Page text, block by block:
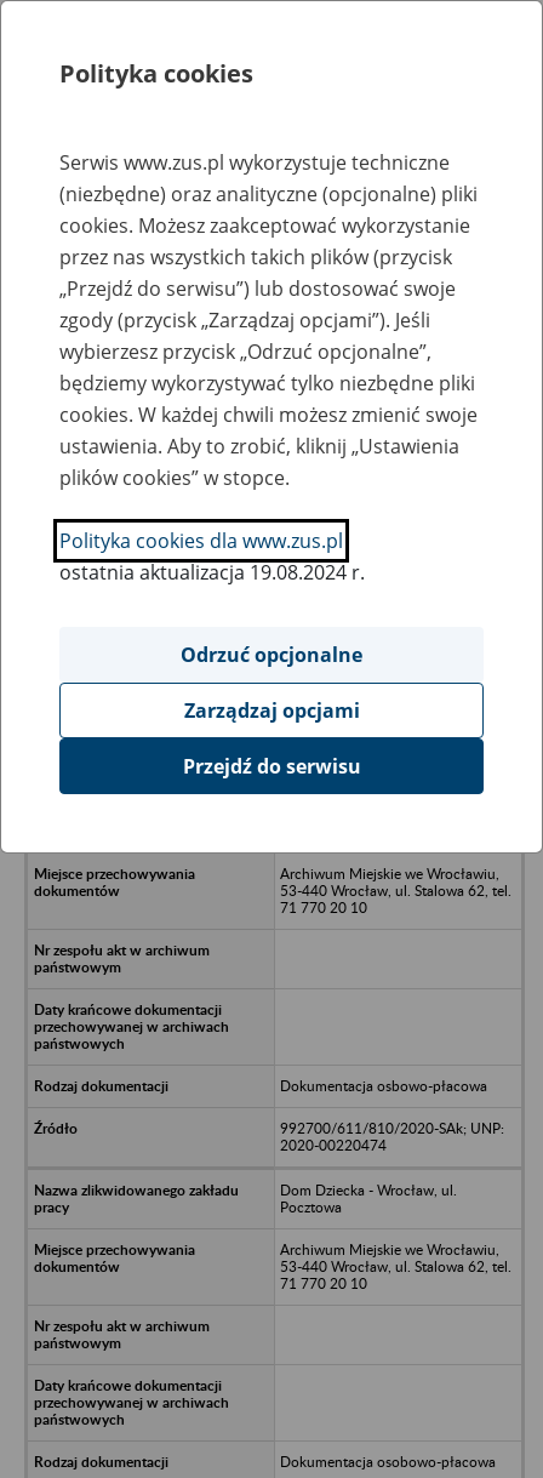
Rejestry, ewidencje i archiwa
Baza zlikwidowanych lub
przekształconych zakładów pracy
Nazwa zakładu pracy:
SZUKAJ
Ukryj wszystkie pozycje bazy
Dzielnicowy Zespół Ekonomiczno-
Archiwum Miejskie we Wrocławiu,
53-440 Wrocław, ul. Stalowa 62, tel.
71 770 20 10
Dokumentacja osbowo-płacowa
992700/611/810/2020-SAk; UNP:
2020-00220474
Dom Dziecka - Wrocław, ul.
Pocztowa
Archiwum Miejskie we Wrocławiu,
53-440 Wrocław, ul. Stalowa 62, tel.
71 770 20 10
Dokumentacja osobowo-płacowa
Polityka cookies
Serwis www.zus.pl wykorzystuje techniczne
(niezbędne) oraz analityczne (opcjonalne) pliki
cookies. Możesz zaakceptować wykorzystanie
przez nas wszystkich takich plików (przycisk
„Przejdź do serwisu”) lub dostosować swoje
zgody (przycisk „Zarządzaj opcjami”). Jeśli
wybierzesz przycisk „Odrzuć opcjonalne”,
będziemy wykorzystywać tylko niezbędne pliki
cookies. W każdej chwili możesz zmienić swoje
ustawienia. Aby to zrobić, kliknij „Ustawienia
plików cookies” w stopce.
Polityka cookies dla www.zus.pl
ostatnia aktualizacja 19.08.2024 r.
Odrzuć opcjonalne
Zarządzaj opcjami
Przejdź do serwisu